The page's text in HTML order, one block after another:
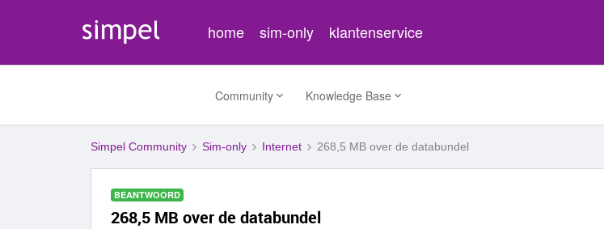
home sim-only klantenservice
Community Knowledge Base
Simpel Community Sim-only Internet 268,5 MB over de databundel
BEANTWOORD
268,5 MB over de databundel